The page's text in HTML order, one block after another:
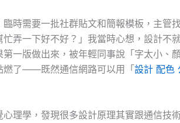
時需要一批社群貼文和簡報模板，主管
弄一下好不好？」我當時心想，設計不就
一版做出來，被年輕同事說「字太小、
燃了——既然通信網路可以用「設計 配色
理學，發現很多設計原理其實跟通信技